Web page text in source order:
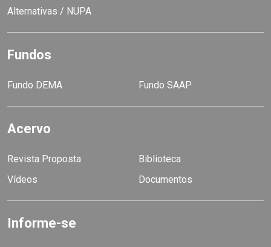
Alternativas / NUPA
Fundos
Fundo DEMA Fundo SAAP
Acervo
Revista Proposta
Biblioteca
Vídeos
Documentos
Informe-se